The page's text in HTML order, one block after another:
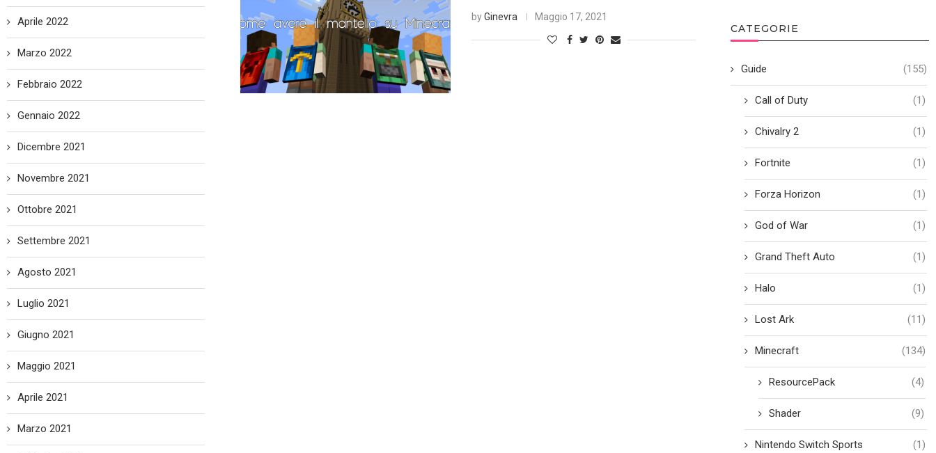
byGinevra Maggio 17, 2021
CATEGORIE
Guide (155)
Call of Duty (1)
Chivalry 2 (1)
Fortnite (1)
Forza Horizon (1)
God of War (1)
Grand Theft Auto (1)
Halo (1)
Lost Ark (11)
Minecraft (134)
ResourcePack (4)
Shader (9)
Nintendo Switch Sports (1)
Aprile 2022
Marzo 2022
Febbraio 2022
Gennaio 2022
Dicembre 2021
Novembre 2021
Ottobre 2021
Settembre 2021
Agosto 2021
Luglio 2021
Giugno 2021
Maggio 2021
Aprile 2021
Marzo 2021